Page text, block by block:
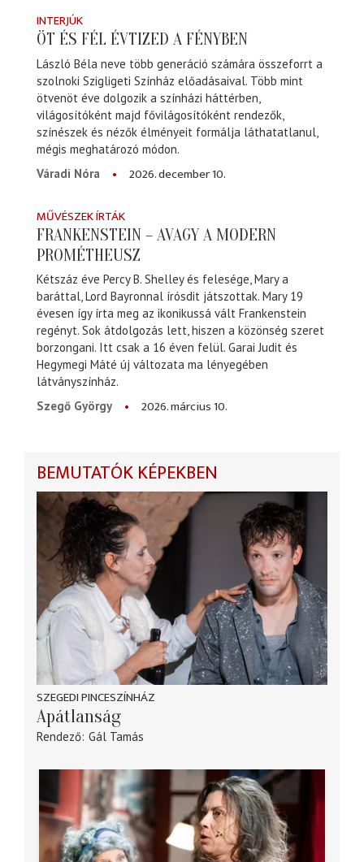
INTERJÚK
ÖT ÉS FÉL ÉVTIZED A FÉNYBEN
László Béla neve több generáció számára összeforrt a
szolnoki Szigligeti Színház előadásaival. Több mint
ötvenöt éve dolgozik a színházi háttérben,
világosítóként majd fővilágosítóként rendezők,
színészek és nézők élményeit formálja láthatatlanul,
mégis meghatározó módon.
Váradi Nóra
2026. december 10.
MŰVÉSZEK ÍRTÁK
FRANKENSTEIN – AVAGY A MODERN
PROMÉTHEUSZ
Kétszáz éve Percy B. Shelley és felesége, Mary a
baráttal, Lord Bayronnal írósdit játszottak. Mary 19
évesen így írta meg az ikonikussá vált Frankenstein
regényt. Sok átdolgozás lett, hiszen a közönség szeret
borzongani. Itt csak a 16 éven felül. Garai Judit és
Hegymegi Máté új változata ma lényegében
látványszínház.
Szegő György
2026. március 10.
BEMUTATÓK KÉPEKBEN
SZEGEDI PINCESZÍNHÁZ
Apátlanság
Rendező Gál Tamás